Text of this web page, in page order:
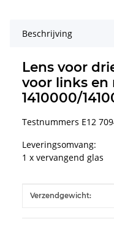
Beschrijving
Lens voor
voor links en
1410000/
Testnummers E12
Leveringsomvang:
1 x vervangend glas
Verzendgewicht: